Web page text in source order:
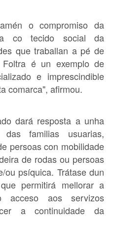
o compromiso da
co tecido social da
que traballan a pé de
Foltra é un exemplo de
e imprescindible
comarca", afirmou.
dará resposta a unha
das familias usuarias,
persoas con mobilidade
de rodas ou persoas
ou psíquica. Trátase dun
permitirá mellorar a
acceso aos servizos
a continuidade da